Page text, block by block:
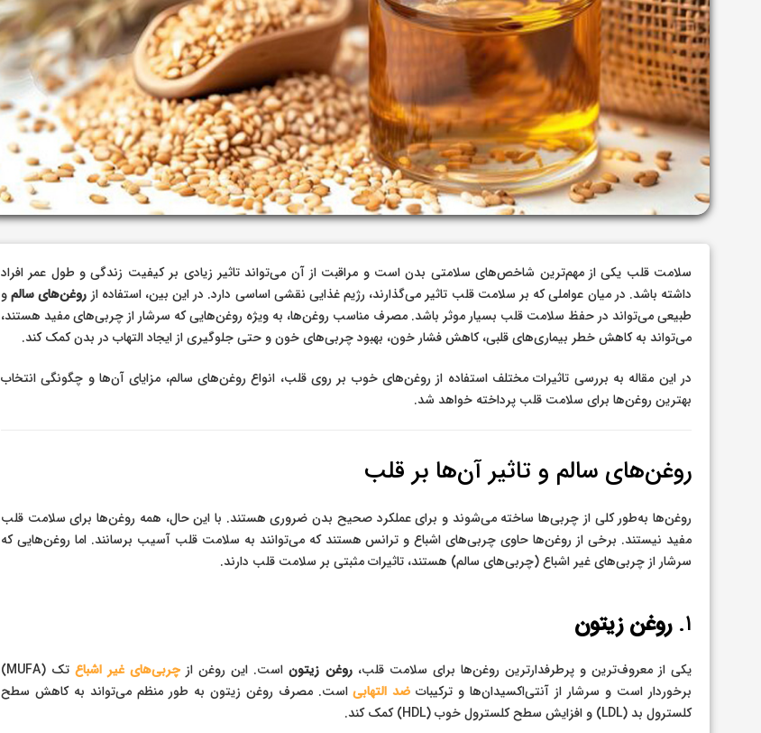
سلامت قلب یکی از مهم‌ترین شاخص‌های سلامتی بدن است و مراقبت از آن می‌تواند تاثیر زیادی بر کیفیت زندگی و طول عمر افراد
داشته باشد. در میان عواملی که بر سلامت قلب تاثیر می‌گذارند، رژیم غذایی نقشی اساسی دارد. در این بین، استفاده از روغن‌های سالمو
طبیعی می‌تواند در حفظ سلامت قلب بسیار موثر باشد. مصرف مناسب روغن‌ها، به ویژه روغن‌هایی که سرشار از چربی‌های مفید هستند،
می‌تواند به کاهش خطر بیماری‌های قلبی، کاهش فشار خون، بهبود چربی‌های خون و حتی جلوگیری از ایجاد التهاب در بدن کمک کند.
در این مقاله به بررسی تاثیرات مختلف استفاده از روغن‌های خوب بر روی قلب، انواع روغن‌های سالم، مزایای آن‌ها و چگونگی انتخاب
بهترین روغن‌ها برای سلامت قلب پرداخته خواهد شد.
روغن‌های سالم و تاثیر آن‌ها بر قلب
روغن‌ها به‌طور کلی از چربی‌ها ساخته می‌شوند و برای عملکرد صحیح بدن ضروری هستند. با این حال، همه روغن‌ها برای سلامت قلب
مفید نیستند. برخی از روغن‌ها حاوی چربی‌های اشباع و ترانس هستند که می‌توانند به سلامت قلب آسیب برسانند. اما روغن‌هایی که
سرشار از چربی‌های غیر اشباع (چربی‌های سالم) هستند، تاثیرات مثبتی بر سلامت قلب دارند.
۱. روغن زیتون
یکی از معروف‌ترین و پرطرفدارترین روغن‌ها برای سلامت قلب،روغن زیتوناست. این روغن از چربی‌های غیر اشباع
تک (MUFA)
برخوردار است و سرشار از آنتی‌اکسیدان‌ها و ترکیبات ضد التهابیاست. مصرف روغن زیتون به طور منظم می‌تواند به کاهش سطح
کلسترول بد (LDL) و افزایش سطح کلسترول خوب (HDL) کمک کند.